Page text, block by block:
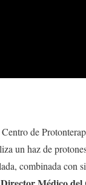
de
un haz de
combinada con